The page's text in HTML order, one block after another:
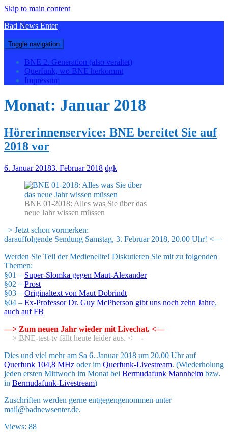
Skip to main content
Bad News Enter
Toggle navigation
BNE 2. Generation (also veraltet)
Querfunk, wo BNE herkommt
Impressum
Monat: Januar 2018
Hörerinnenservice: BNE bereitet Sie auf
2018 vor
6. Januar 20183. Februar 2018 dgk
BNE 01-2018: Alles was Sie über das
neue Jahr wissen müssen
–> Jetzt schon vormerken:
darauffolgende Sendung Samstag, 3. Februar 2018, 20.00 Uhr! <—
Werden Sie Teil der Medienelite! Diskutieren Sie mit zu folgenden
Themen:
§01 – Super-Slomka gegen Maut-Alexander
§02 – Prost
§03 – Originaltext von Maut Dobrindt
§04 – Ex-Professor Dr. Guy McPherson gibt uns noch zehn Jahre,
auch auf FB
—> Zum neuen Jahr wieder mit Livechat. <—
—> BNE-test-tv fällt heute leider aus. <—-
Dies und viel mehr am Sa 6. Januar 2018 um 20.00 Uhr auf
Querfunk 104,8 MHz oder im Querfunk-Livestream. (Wiederholung
jeden ersten Mittwoch im Monat bei Bermudafunk Mannheim bzw.
in Bermudafunk-Livestream)
Zuschriften werden gerne entgegengenommen unter
mail@badnewsenter.de.
Views: 88